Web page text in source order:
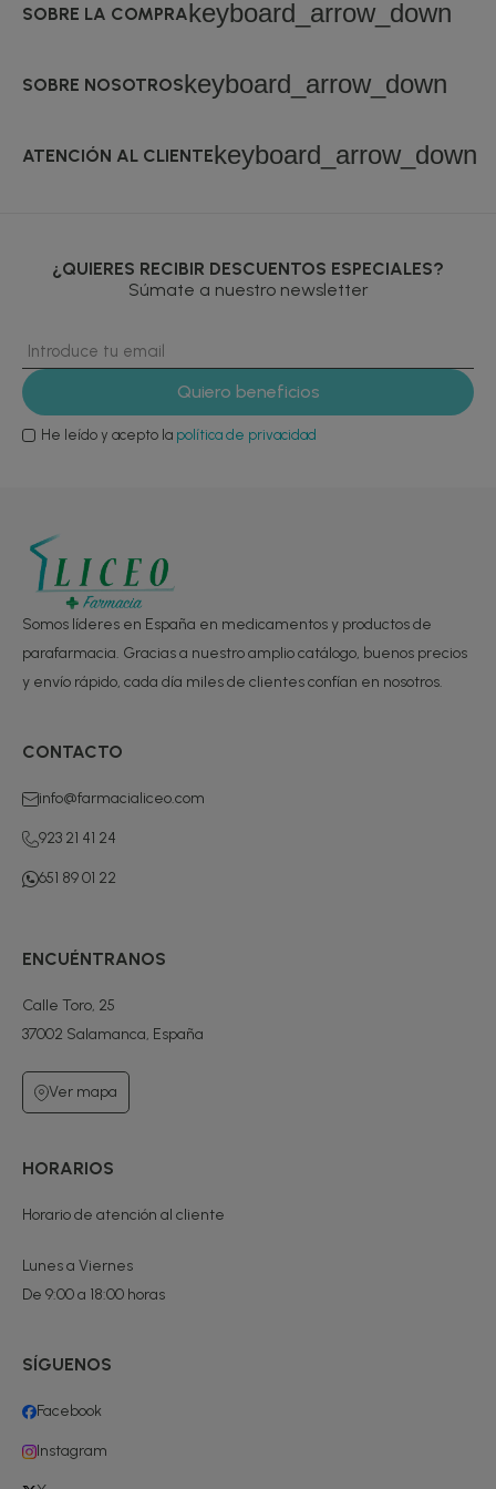
SOBRE LA COMPRAkeyboard_arrow_down
SOBRE NOSOTROSkeyboard_arrow_down
ATENCIÓN AL CLIENTEkeyboard_arrow_down
¿QUIERES RECIBIR DESCUENTOS ESPECIALES?
Súmate a nuestro newsletter
He leído y acepto la política de privacidad
Somos líderes en España en medicamentos y productos de
parafarmacia. Gracias a nuestro amplio catálogo, buenos precios
y envío rápido, cada día miles de clientes confían en nosotros.
CONTACTO
info@farmacialiceo.com
923 21 41 24
651 89 01 22
ENCUÉNTRANOS
Calle Toro, 25
37002 Salamanca, España
Ver mapa
HORARIOS
Horario de atención al cliente
Lunes a Viernes
De 9:00 a 18:00 horas
SÍGUENOS
Facebook
Instagram